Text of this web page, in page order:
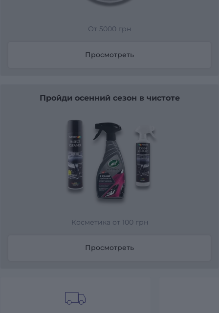
От 5000 грн
Просмотреть
Пройди осенний сезон в чистоте
Косметика от 100 грн
Просмотреть